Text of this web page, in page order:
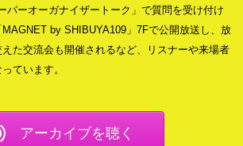
パーオーガナイザートーク」で質問を受け付け
by SHIBUYA109」7Fで公開放送し、放
た交流会も開催されるなど、リスナーや来場者
ています。
アーカイブを聴く